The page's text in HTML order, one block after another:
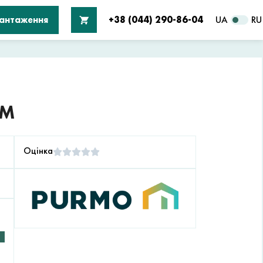
+38 (044) 290-86-04 UA RU
Оцінка